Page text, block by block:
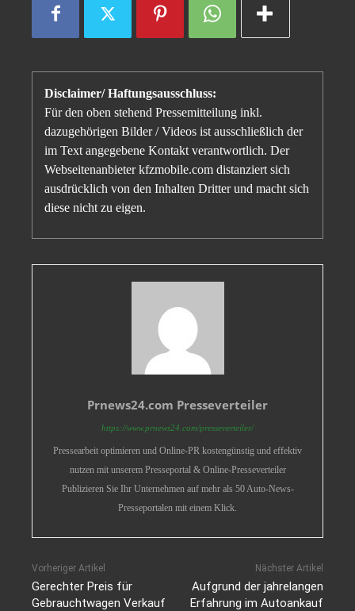
Disclaimer/ Haftungsausschluss:
Für den oben stehend Pressemitteilung inkl.
dazugehörigen Bilder / Videos ist ausschließlich der
im Text angegebene Kontakt verantwortlich. Der
Webseitenanbieter kfzmobile.com distanziert sich
ausdrücklich von den Inhalten Dritter und macht sich
diese nicht zu eigen.
Prnews24.com Presseverteiler
https://www.prnews24.com/presseverteiler/
Pressearbeit optimieren und Online-PR kostengünstig und effektiv
nutzen mit unserem Presseportal & Online-Presseverteiler
Publizieren Sie Ihr Unternehmen auf mehr als 50 Auto-News-
Presseportalen mit einem Klick.
Vorheriger Artikel
Gerechter Preis für
Gebrauchtwagen Verkauf
Nächster Artikel
Aufgrund der jahrelangen
Erfahrung im Autoankauf